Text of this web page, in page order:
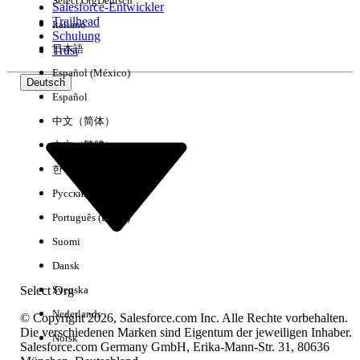
Erfahrung
Keine Ergebnisse
Salesforce-Entwickler
Trailhead
Schulung
Trust
Deutsch
Select Org
Italiano
日本語
Español (México)
Español
中文（简体）
中文（繁體）
한국어
Русский
Português (Brasil)
Suomi
Dansk
Svenska
Nederlands
Norsk
© Copyright 2026, Salesforce.com Inc. Alle Rechte vorbehalten.
Die verschiedenen Marken sind Eigentum der jeweiligen Inhaber.
Salesforce.com Germany GmbH, Erika-Mann-Str. 31, 80636